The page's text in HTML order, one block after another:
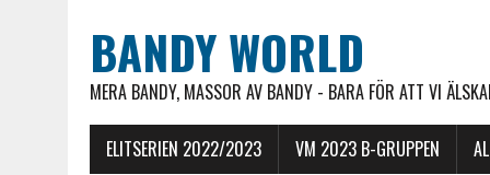
BANDY WORLD
MERA BANDY, MASSOR AV BANDY - BARA FÖR ATT VI
ELITSERIEN 2022/2023 VM 2023 B-GRUPPEN